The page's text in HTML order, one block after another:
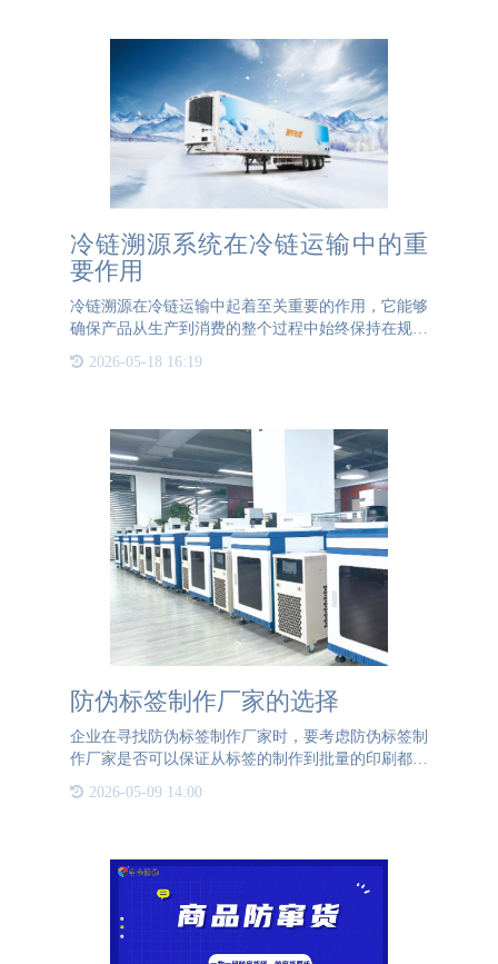
冷链溯源系统在冷链运输中的重
要作用
冷链溯源在冷链运输中起着至关重要的作用，它能够
确保产品从生产到消费的整个过程中始终保持在规定
的低温环境中，从而保证产品质量和安全。以下是冷
链溯源对冷链运输的监督和追踪作用的具体体现：
2026-05-18 16:19
防伪标签制作厂家的选择
企业在寻找防伪标签制作厂家时，要考虑防伪标签制
作厂家是否可以保证从标签的制作到批量的印刷都可
以实现。公海JCJC5500防伪就可以实现从防伪标签的
设计到制作到批量印刷。公海JCJC5500防伪不仅有着
2026-05-09 14:00